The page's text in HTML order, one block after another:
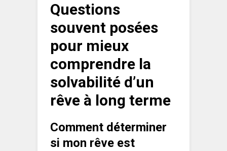
Questions
souvent posées
pour mieux
comprendre la
solvabilité d’un
rêve à long terme
Comment déterminer
si mon rêve est